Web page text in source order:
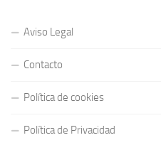
Aviso Legal
Contacto
Política de cookies
Política de Privacidad